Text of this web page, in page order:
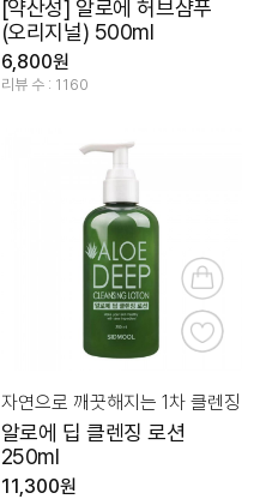
[약산성] 알로에 허브샴푸
(오리지널) 500ml
6,800원
리뷰 수 : 1160
자연으로 깨끗해지는 1차 클렌징
알로에 딥 클렌징 로션
250ml
11,300원